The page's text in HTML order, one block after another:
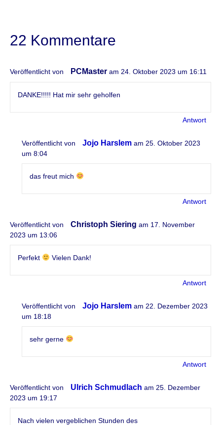
22 Kommentare
Veröffentlicht von PCMaster am 24. Oktober 2023 um 16:11
DANKE!!!!! Hat mir sehr geholfen
Antwort
Veröffentlicht von Jojo Harslem am 25. Oktober 2023
um 8:04
das freut mich
Antwort
Veröffentlicht von Christoph Siering am 17. November
2023 um 13:06
Perfekt Vielen Dank!
Antwort
Veröffentlicht von Jojo Harslem am 22. Dezember 2023
um 18:18
sehr gerne
Antwort
Veröffentlicht von Ulrich Schmudlach am 25. Dezember
2023 um 19:17
Nach vielen vergeblichen Stunden des